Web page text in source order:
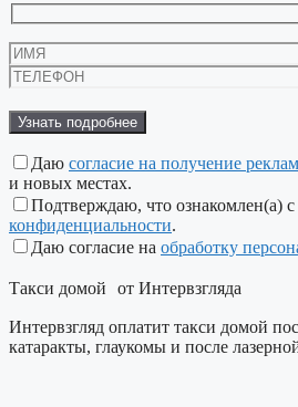
это
поле
пустым.
Даю согласие на получение
и новых местах.
Подтверждаю, что ознакомлен(а) с
конфиденциальности.
Даю согласие на обработку
Такси домой от Интервзгляда
Интервзгляд оплатит такси домой
катаракты, глаукомы и после